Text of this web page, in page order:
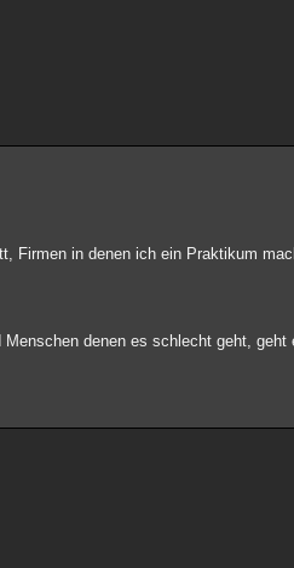
Firmen in denen ich ein Praktikum
denen es schlecht geht,